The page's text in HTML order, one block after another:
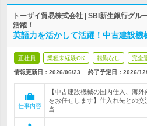
トーザイ貿易株式会社 | SBI新生銀行グ
活躍！
英語力を活かして活躍！中古建設
正社員 業種未経験OK 転勤なし 完全
情報更新日：2026/06/23 終了予定日： 2026/
仕事内容
【中古建設機械の国内仕入、海
をお任せします】仕入れ先との
当